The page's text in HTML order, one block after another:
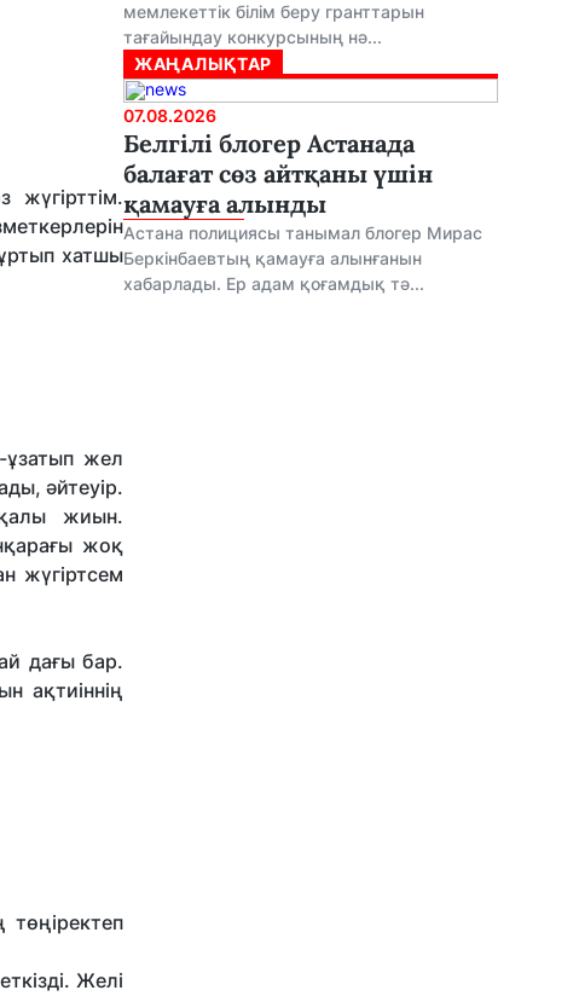
жүгірттім.
хатшы
жел
әйтеуір.
жиын.
жоқ
жүгіртсем
дағы бар.
ақтиіннің
Желі
мемлекеттік білім беру гранттарын
тағайындау конкурсының нә...
ЖАҢАЛЫҚТАР
07.08.2026
Белгілі блогер Астанада
балағат сөз айтқаны үшін
қамауға алынды
Астана полициясы танымал блогер Мирас
Беркінбаевтың қамауға алынғанын
хабарлады. Ер адам қоғамдық тә...